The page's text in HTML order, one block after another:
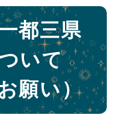
都三県
いて
願い）